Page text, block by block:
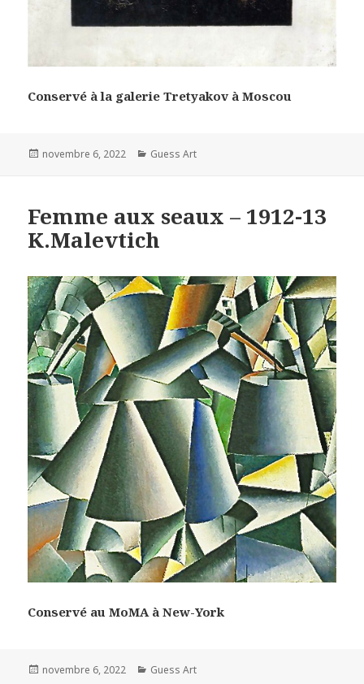
Conservé à la galerie Tretyakov à Moscou
Posted
novembre 6, 2022 Categories
Guess Art
Femme aux seaux – 1912-13
K.Malevtich
Conservé au MoMA à New-York
Posted
novembre 6, 2022 Categories
Guess Art